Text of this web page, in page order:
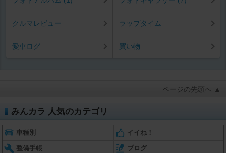
クルマレビュー ラップタイム
愛車ログ 買い物
ページの先頭へ ▲
みんカラ 人気のカテゴリ
車種別 イイね！
整備手帳 ブログ